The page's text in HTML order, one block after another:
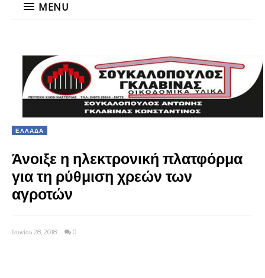
MENU
ΕΛΛΑΔΑ
Άνοιξε η ηλεκτρονική πλατφόρμα
για τη ρύθμιση χρεών των
αγροτών
Ιουνίου 28, 2018 0